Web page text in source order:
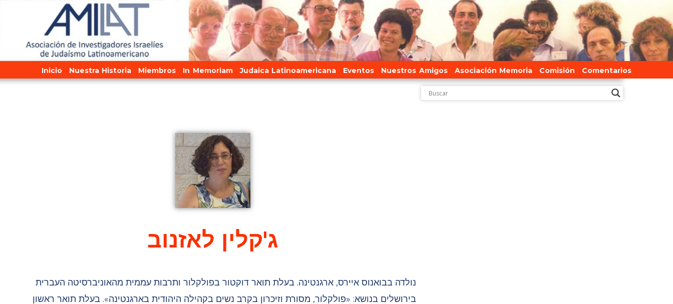
Inicio Nuestra Historia Miembros In Memoriam Judaica Latinoamericana Eventos Nuestros Amigos Asociación Memoria Comisión Comentarios
ג'קלין לאזנוב
נולדה בבואנוס איירס, ארגנטינה. בעלת תואר דוקטור בפולקלור ותרבות עממית מהאוניברסיטה העברית
בירושלים בנושא: «פולקלור, מסורת וזיכרון בקרב נשים בקהילה היהודית בארגנטינה». בעלת תואר ראשון